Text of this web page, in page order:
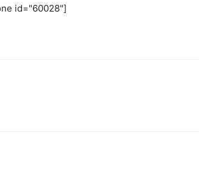
id="60028"]